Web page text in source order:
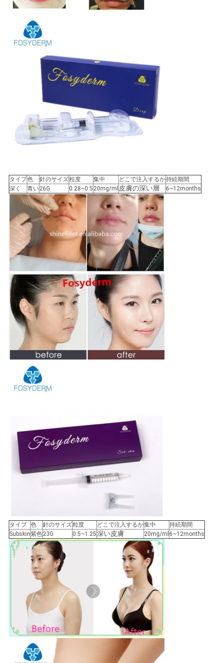
タイプ色 針のサイズ粒度 集中 どこで注入するか持続期間
深く
青い26G 0.28~0.5 20mg/ml 皮膚の深い層 6~12months
タイプ 色 針のサイズ粒度 どこで注入するか集中
持続期間
Subskin紫色23G 0.5~1.25深い皮膚 20mg/ml 6~12months